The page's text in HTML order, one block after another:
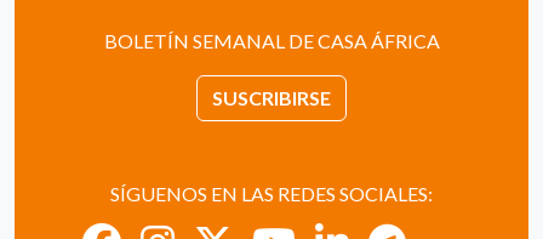
BOLETÍN SEMANAL DE CASA ÁFRICA
SUSCRIBIRSE
SÍGUENOS EN LAS REDES SOCIALES: